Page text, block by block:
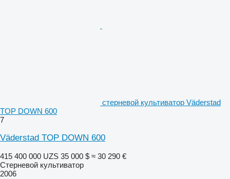
стерневой культиватор Väderstad
TOP DOWN 600
7
Väderstad TOP DOWN 600
415 400 000 UZS 35 000 $ ≈ 30 290 €
Стерневой культиватор
2006